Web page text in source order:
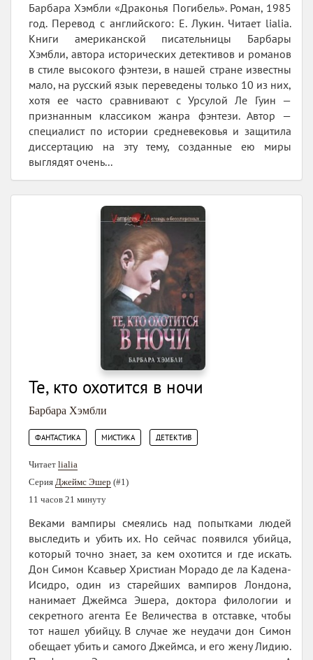
Барбара Хэмбли «Драконья Погибель». Роман, 1985
год. Перевод с английского: Е. Лукин. Читает lialia.
Книги американской писательницы Барбары
Хэмбли, автора исторических детективов и романов
в стиле высокого фэнтези, в нашей стране известны
мало, на русский язык переведены только 10 из них,
хотя ее часто сравнивают с Урсулой Ле Гуин —
признанным классиком жанра фэнтези. Автор —
специалист по истории средневековья и защитила
диссертацию на эту тему, созданные ею миры
выглядят очень...
Те, кто охотится в ночи
Барбара Хэмбли
ФАНТАСТИКА МИСТИКА ДЕТЕКТИВ
Читает lialia
Серия Джеймс Эшер (#1)
11 часов 21 минуту
Веками вампиры смеялись над попытками людей
выследить и убить их. Но сейчас появился убийца,
который точно знает, за кем охотится и где искать.
Дон Симон Ксавьер Христиан Морадо де ла Кадена-
Исидро, один из старейших вампиров Лондона,
нанимает Джеймса Эшера, доктора филологии и
секретного агента Ее Величества в отставке, чтобы
тот нашел убийцу. В случае же неудачи дон Симон
обещает убить и самого Джеймса, и его жену Лидию.